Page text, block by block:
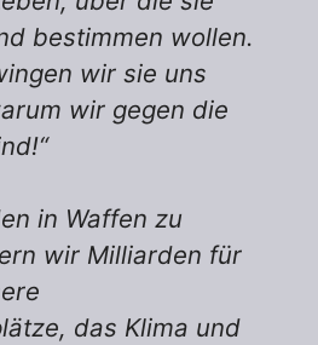
bestimmen wollen.
wir sie uns
wir gegen die
in Waffen zu
wir Milliarden für
das Klima und